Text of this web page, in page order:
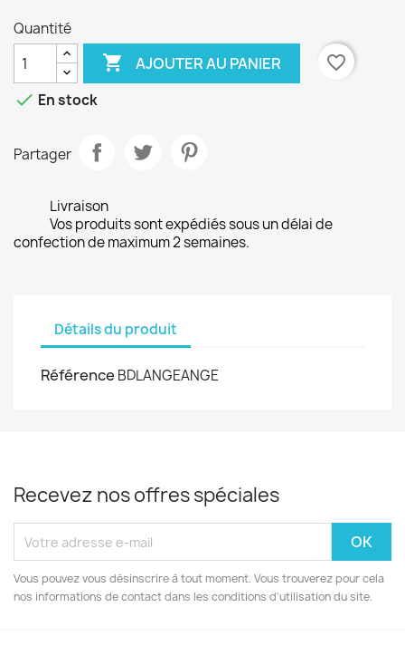
Quantité
 AJOUTER AU PANIER
favorite_border
 En stock
Partager
Livraison
Vos produits sont expédiés sous un délai de
confection de maximum 2 semaines.
Détails du produit
Référence BDLANGEANGE
Recevez nos offres spéciales
Vous pouvez vous désinscrire à tout moment. Vous trouverez pour cela
nos informations de contact dans les conditions d'utilisation du site.